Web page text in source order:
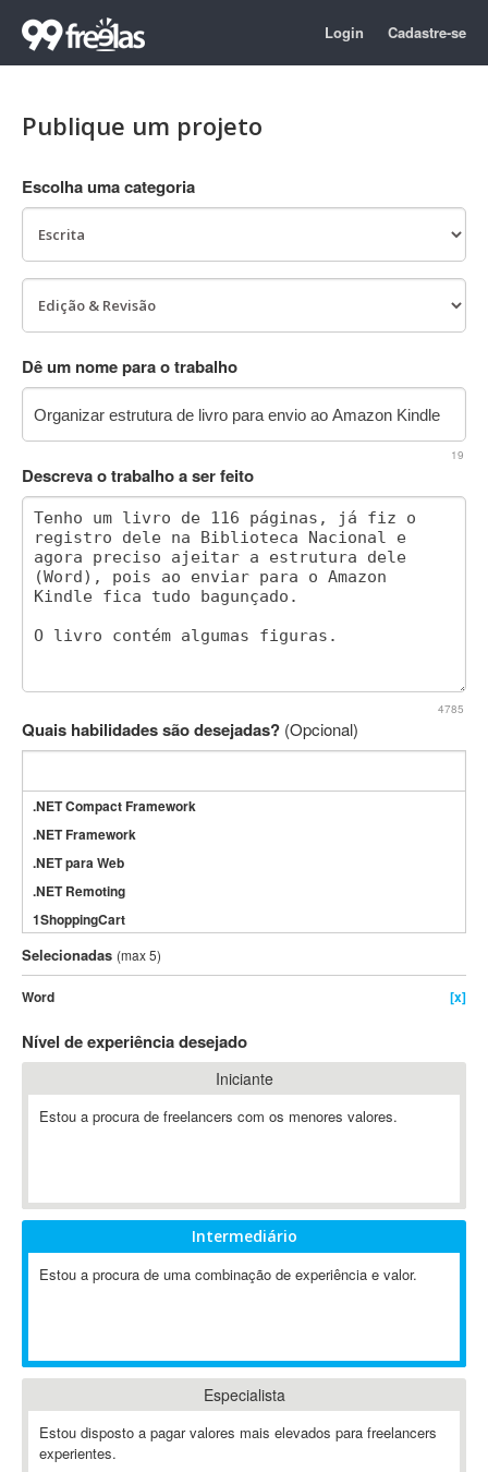
Login Cadastre-se
Publique um projeto
Escolha uma categoria
Dê um nome para o trabalho
19
Descreva o trabalho a ser feito
4785
Quais habilidades são desejadas? (Opcional)
.NET Compact Framework
.NET Framework
.NET para Web
.NET Remoting
1ShoppingCart
3DS Max
3GSM
4D Dimension
802.11
A&P
A2Billing
ABAP
ABBYY FineReader
Ableton Live
Abstract
Abstract Window Toolkit (AWT)
Selecionadas (max 5)
Word [x]
Nível de experiência desejado
Iniciante
Estou a procura de freelancers com os menores valores.
Intermediário
Estou a procura de uma combinação de experiência e valor.
Especialista
Estou disposto a pagar valores mais elevados para freelancers
experientes.